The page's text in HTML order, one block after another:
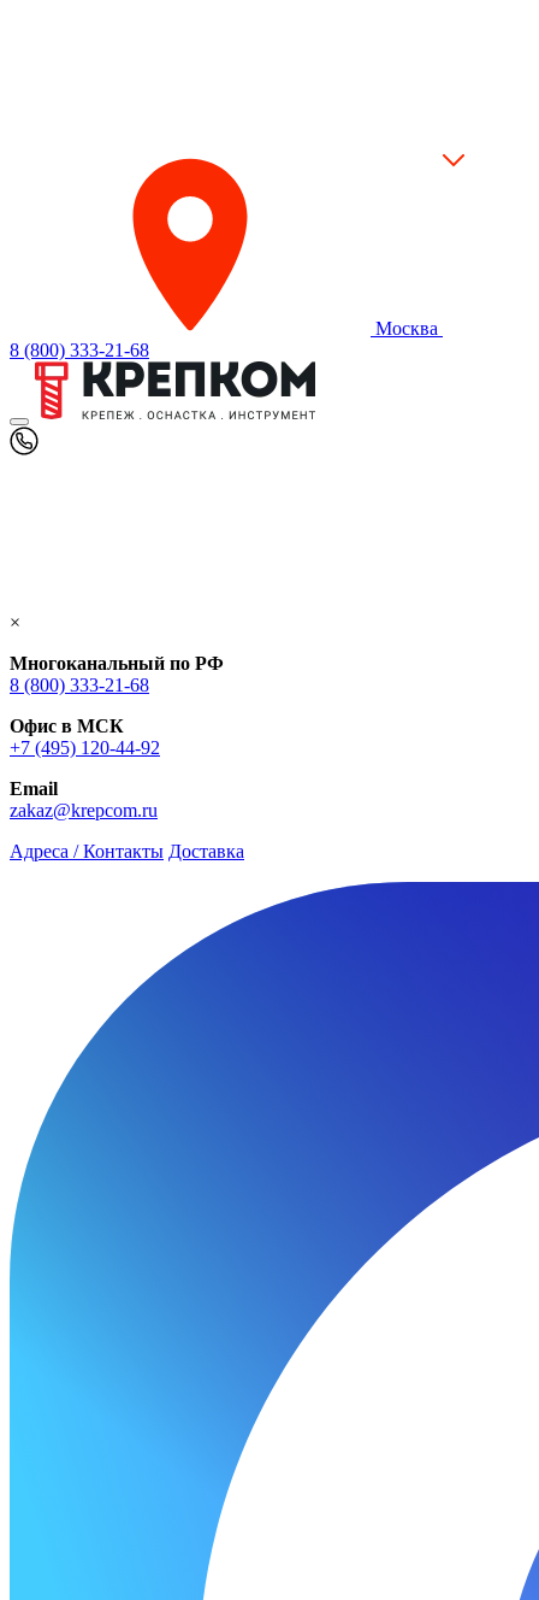
Москва
8 (800) 333-21-68
×
Многоканальный по РФ
8 (800) 333‑21-68
Офис в МСК
+7 (495) 120-44-92
Email
zakaz@krepcom.ru
Адреса / Контакты Доставка